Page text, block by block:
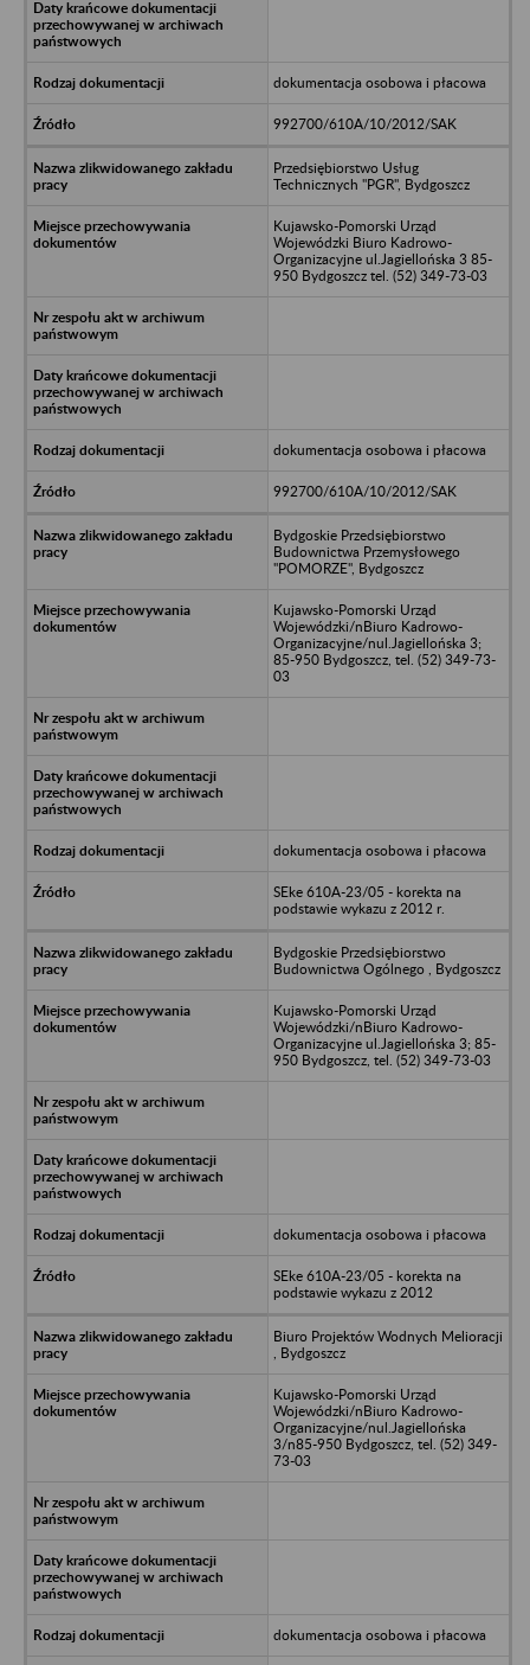
dokumentacja osobowa i płacowa
992700/610A/10/2012/SAK
Przedsiębiorstwo Usług
Technicznych "PGR", Bydgoszcz
Kujawsko-Pomorski Urząd
Wojewódzki Biuro Kadrowo-
Organizacyjne ul.Jagiellońska 3 85-
950 Bydgoszcz tel. (52) 349-73-03
dokumentacja osobowa i płacowa
992700/610A/10/2012/SAK
Bydgoskie Przedsiębiorstwo
Budownictwa Przemysłowego
"POMORZE", Bydgoszcz
Kujawsko-Pomorski Urząd
Wojewódzki/nBiuro Kadrowo-
Organizacyjne/nul.Jagiellońska 3;
85-950 Bydgoszcz, tel. (52) 349-73-
03
dokumentacja osobowa i płacowa
SEke 610A-23/05 - korekta na
podstawie wykazu z 2012 r.
Bydgoskie Przedsiębiorstwo
Budownictwa Ogólnego , Bydgoszcz
Kujawsko-Pomorski Urząd
Wojewódzki/nBiuro Kadrowo-
Organizacyjne ul.Jagiellońska 3; 85-
950 Bydgoszcz, tel. (52) 349-73-03
dokumentacja osobowa i płacowa
SEke 610A-23/05 - korekta na
podstawie wykazu z 2012
Biuro Projektów Wodnych Melioracji
, Bydgoszcz
Kujawsko-Pomorski Urząd
Wojewódzki/nBiuro Kadrowo-
Organizacyjne/nul.Jagiellońska
3/n85-950 Bydgoszcz, tel. (52) 349-
73-03
dokumentacja osobowa i płacowa